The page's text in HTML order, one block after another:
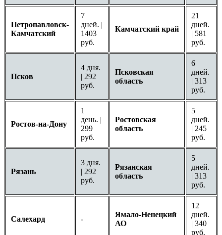
Петропавловск-
Камчатский
7
дней. |
1403
руб.
Камчатский край
21
дней.
| 581
руб.
Псков
4 дня.
| 292
руб.
Псковская
область
6
дней.
| 313
руб.
Ростов-на-Дону
1
день. |
299
руб.
Ростовская
область
5
дней.
| 245
руб.
Рязань
3 дня.
| 292
руб.
Рязанская
область
5
дней.
| 313
руб.
Салехард -
Ямало-Ненецкий
АО
12
дней.
| 340
руб.